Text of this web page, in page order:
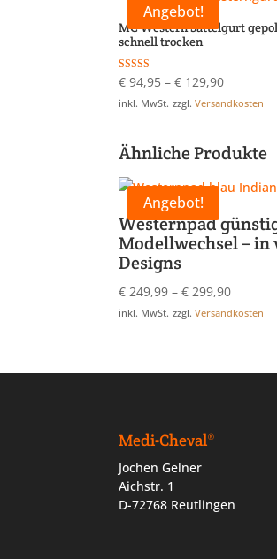
Angebot!
MC Western Sattelgurt
schnell trocken
Bewertet mit
5.00
von 5
€ 94,95 –€ 129,90
inkl. MwSt. zzgl.Versandkosten
Ähnliche Produkte
Angebot!
Westernpad
Modellwechsel – in
Designs
€ 249,99 –€ 299,90
inkl. MwSt. zzgl.Versandkosten
Medi-Cheval®
Jochen Gelner
Aichstr. 1
D-72768 Reutlingen